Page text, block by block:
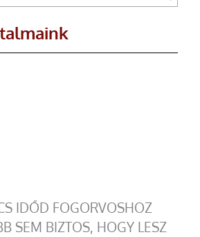
IDŐD FOGORVOSHOZ
SEM BIZTOS, HOGY LESZ